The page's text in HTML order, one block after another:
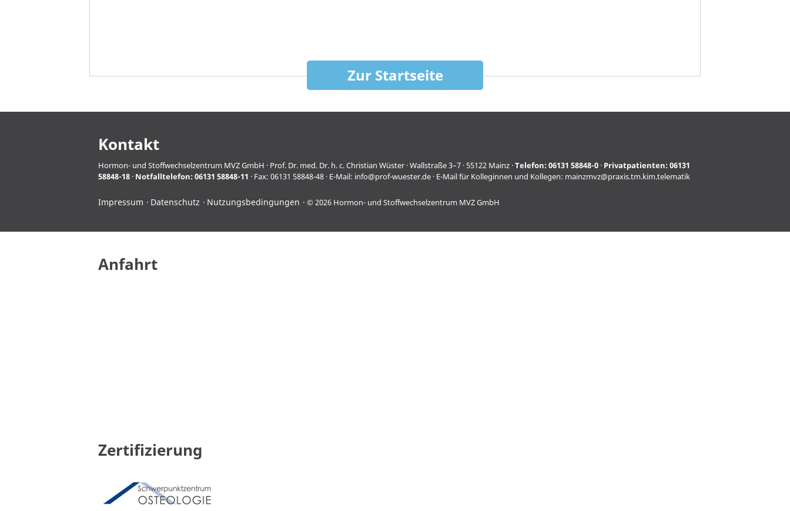
Zur Startseite
Kontakt
Hormon- und Stoffwechselzentrum MVZ GmbH · Prof. Dr. med. Dr. h. c. Christian Wüster · Wallstraße 3–7 · 55122 Mainz ·Telefon: 06131 58848-0 · Privatpatienten: 06131
58848-18 · Notfalltelefon: 06131 58848-11 · Fax: 06131 58848-48 · E-Mail: info@prof-wuester.de · E-Mail für Kolleginnen und Kollegen: mainzmvz@praxis.tm.kim.telematik
Impressum Datenschutz Nutzungsbedingungen © 2026 Hormon- und Stoffwechselzentrum MVZ GmbH
Anfahrt
Zertifizierung